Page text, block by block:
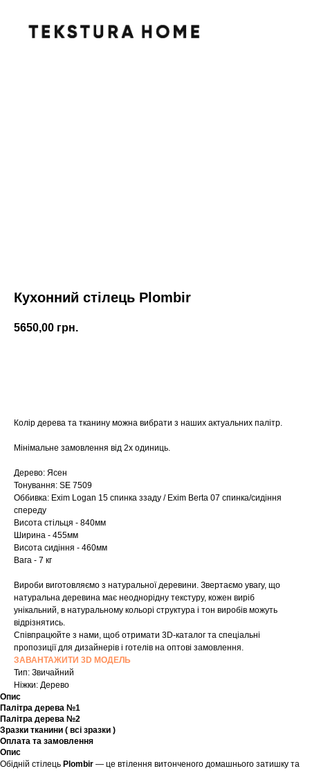
Кухонний стілець Plombir
5650,00 грн.
Колір дерева та тканину можна вибрати з наших актуальних палітр.
Мінімальне замовлення від 2х одиниць.
Дерево: Ясен
Тонування: SE 7509
Оббивка: Exim Logan 15 спинка ззаду / Exim Berta 07 спинка/сидіння
спереду
Висота стільця - 840мм
Ширина - 455мм
Висота сидіння - 460мм
Вага - 7 кг
Вироби виготовляємо з натуральної деревини. Звертаємо увагу, що
натуральна деревина має неоднорідну текстуру, кожен виріб
унікальний, в натуральному кольорі структура і тон виробів можуть
відрізнятись.
Співпрацюйте з нами, щоб отримати 3D-каталог та спеціальні
пропозиції для дизайнерів і готелів на оптові замовлення.
ЗАВАНТАЖИТИ 3D МОДЕЛЬ
Тип: Звичайний
Ніжки: Дерево
Опис
Палітра дерева №1
Палітра дерева №2
Зразки тканини ( всі зразки )
Оплата та замовлення
Опис
Обідній стілець Plombir — це втілення витонченого домашнього затишку та